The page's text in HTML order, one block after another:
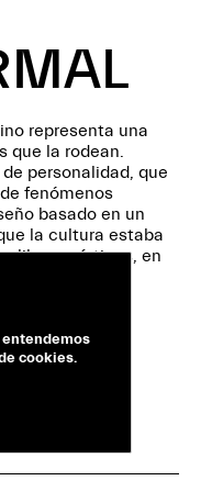
representa una
que la rodean.
personalidad, que
fenómenos
basado en un
la cultura estaba
libros místicos, en
cookies.